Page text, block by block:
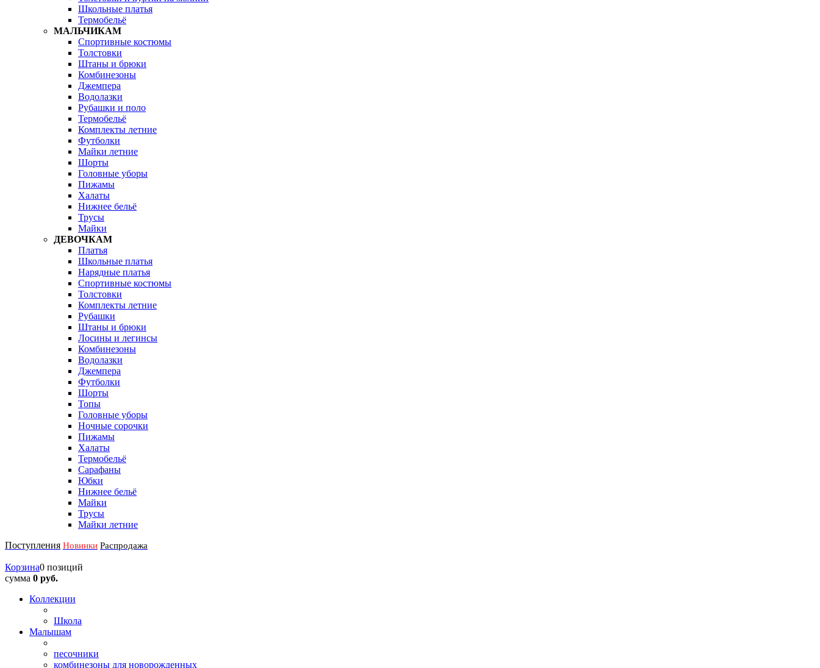
Школьные платья
Термобельё
МАЛЬЧИКАМ
Спортивные костюмы
Толстовки
Штаны и брюки
Комбинезоны
Джемпера
Водолазки
Рубашки и поло
Термобельё
Комплекты летние
Футболки
Майки летние
Шорты
Головные уборы
Пижамы
Халаты
Нижнее бельё
Трусы
Майки
ДЕВОЧКАМ
Платья
Школьные платья
Нарядные платья
Спортивные костюмы
Толстовки
Комплекты летние
Рубашки
Штаны и брюки
Лосины и легинсы
Комбинезоны
Водолазки
Джемпера
Футболки
Шорты
Топы
Головные уборы
Ночные сорочки
Пижамы
Халаты
Термобельё
Сарафаны
Юбки
Нижнее бельё
Майки
Трусы
Майки летние
Поступления Новинки Распродажа
Корзина0 позиций
сумма 0 руб.
Коллекции
Школа
Малышам
песочники
комбинезоны для новорожденных